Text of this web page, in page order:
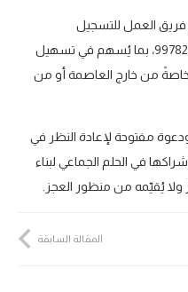
فريق العمل للتسجيل
والاستفسارات، وهى: 97319285 و99782287، بما يُسهم في تسهيل
خاصةً من خارج العاصمة أو من
مفتوحة لإعادة النظر في
في الحلم الجماعي لبناء
ولا يُقيّمه من منظور العجز.
المقالة السابقة